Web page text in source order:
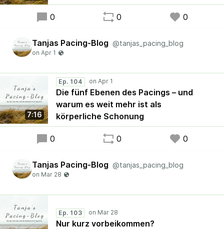
0 0 0
Tanjas Pacing-Blog @tanjas_pacing_blog
7:16
Ep. 104
Die fünf Ebenen des Pacings – und
warum es weit mehr ist als
körperliche Schonung
0 0 0
Tanjas Pacing-Blog @tanjas_pacing_blog
Ep. 103
Nur kurz vorbeikommen?